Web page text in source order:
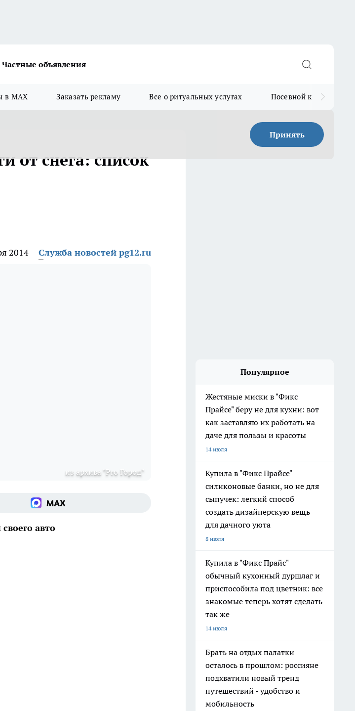
Частные объявления
в MAX Заказать рекламу Все о ритуальных услугах Посевной календарь
Принять
от снега: список
2014 Служба новостей pg12.ru
из архива "Pro Город"
авто
Популярное
Жестяные миски в "Фикс
Прайсе" беру не для кухни: вот
как заставляю их работать на
даче для пользы и красоты
14 июля
Купила в "Фикс Прайсе"
силиконовые банки, но не для
сыпучек: легкий способ
создать дизайнерскую вещь
для дачного уюта
8 июля
Купила в "Фикс Прайс"
обычный кухонный дуршлаг и
приспособила под цветник: все
знакомые теперь хотят сделать
так же
14 июля
Брать на отдых палатки
осталось в прошлом: россияне
подхватили новый тренд
путешествий - удобство и
мобильность